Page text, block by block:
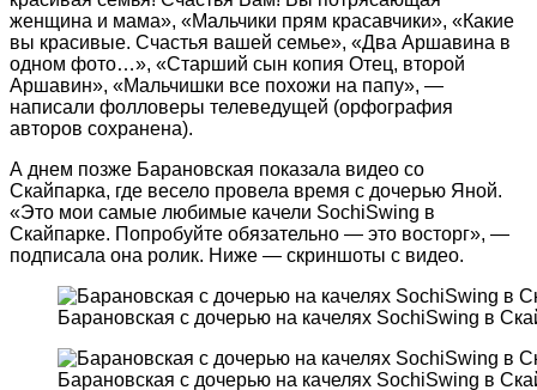
женщина и мама», «Мальчики прям красавчики», «Какие
вы красивые. Счастья вашей семье», «Два Аршавина в
одном фото…», «Старший сын копия Отец, второй
Аршавин», «Мальчишки все похожи на папу», —
написали фолловеры телеведущей (орфография
авторов сохранена).
А днем позже Барановская показала видео со
Скайпарка, где весело провела время с дочерью Яной.
«Это мои самые любимые качели SochiSwing в
Скайпарке. Попробуйте обязательно — это восторг», —
подписала она ролик. Ниже — скриншоты с видео.
Барановская с дочерью на качелях SochiSwing в
Барановская с дочерью на качелях SochiSwing в